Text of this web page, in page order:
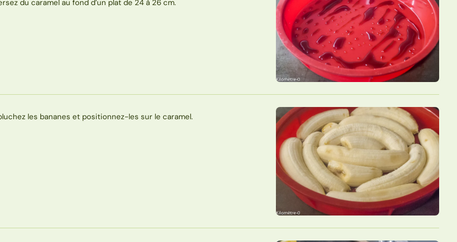
du caramel au fond d’un plat de 24 à 26 cm.
les bananes et positionnez-les sur le caramel.